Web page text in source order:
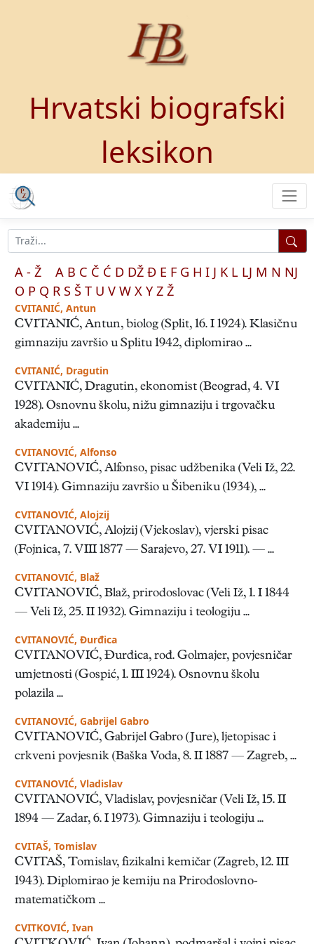
Hrvatski biografski
leksikon
A - Ž A B C Č Ć D DŽ Đ E F G H I J K L LJ M N NJ
O P Q R S Š T U V W X Y Z Ž
CVITANIĆ, Antun
CVITANIĆ, Antun, biolog (Split, 16. I 1924). Klasičnu
gimnaziju završio u Splitu 1942, diplomirao ...
CVITANIĆ, Dragutin
CVITANIĆ, Dragutin, ekonomist (Beograd, 4. VI
1928). Osnovnu školu, nižu gimnaziju i trgovačku
akademiju ...
CVITANOVIĆ, Alfonso
CVITANOVIĆ, Alfonso, pisac udžbenika (Veli Iž, 22.
VI 1914). Gimnaziju završio u Šibeniku (1934), ...
CVITANOVIĆ, Alojzij
CVITANOVIĆ, Alojzij (Vjekoslav), vjerski pisac
(Fojnica, 7. VIII 1877 — Sarajevo, 27. VI 1911). — ...
CVITANOVIĆ, Blaž
CVITANOVIĆ, Blaž, prirodoslovac (Veli Iž, 1. I 1844
— Veli Iž, 25. II 1932). Gimnaziju i teologiju ...
CVITANOVIĆ, Đurđica
CVITANOVIĆ, Đurđica, rođ. Golmajer, povjesničar
umjetnosti (Gospić, 1. III 1924). Osnovnu školu
polazila ...
CVITANOVIĆ, Gabrijel Gabro
CVITANOVIĆ, Gabrijel Gabro (Jure), ljetopisac i
crkveni povjesnik (Baška Voda, 8. II 1887 — Zagreb, ...
CVITANOVIĆ, Vladislav
CVITANOVIĆ, Vladislav, povjesničar (Veli Iž, 15. II
1894 — Zadar, 6. I 1973). Gimnaziju i teologiju ...
CVITAŠ, Tomislav
CVITAŠ, Tomislav, fizikalni kemičar (Zagreb, 12. III
1943). Diplomirao je kemiju na Prirodoslovno-
matematičkom ...
CVITKOVIĆ, Ivan